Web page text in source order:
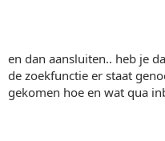
en dan aansluiten.. heb je
de zoekfunctie er staat
gekomen hoe en wat qua